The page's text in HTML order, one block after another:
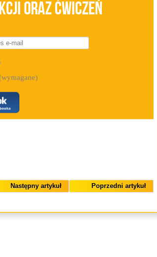
oraz ćwiczeń
Poprzedni artykuł
Następny artykuł